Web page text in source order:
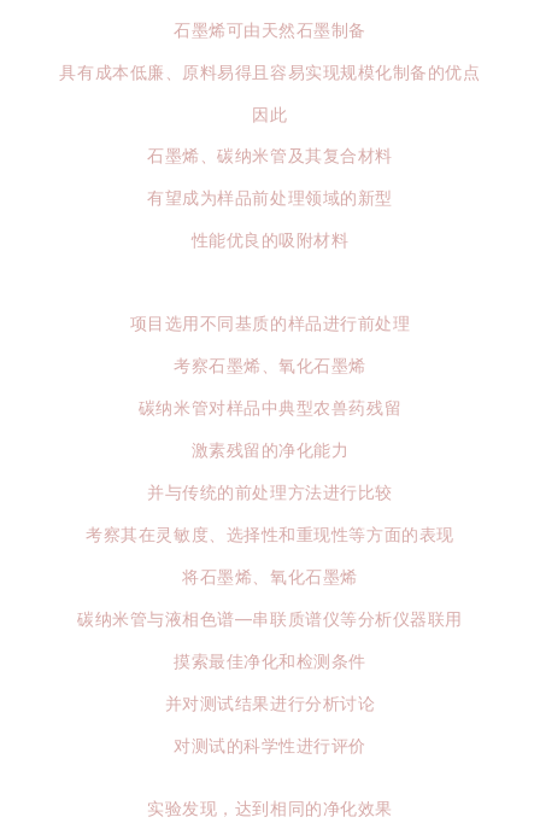
石墨烯可由天然石墨制备
具有成本低廉、原料易得且容易实现规模化制备的优点
因此
石墨烯、碳纳米管及其复合材料
有望成为样品前处理领域的新型
性能优良的吸附材料
项目选用不同基质的样品进行前处理
考察石墨烯、氧化石墨烯
碳纳米管对样品中典型农兽药残留
激素残留的净化能力
并与传统的前处理方法进行比较
考察其在灵敏度、选择性和重现性等方面的表现
将石墨烯、氧化石墨烯
碳纳米管与液相色谱—串联质谱仪等分析仪器联用
摸索最佳净化和检测条件
并对测试结果进行分析讨论
对测试的科学性进行评价
实验发现，达到相同的净化效果